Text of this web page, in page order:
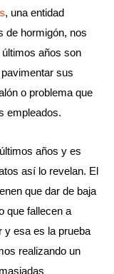
, una entidad
de hormigón, nos
años son
sus
o problema que
empleados.
años y es
así lo revelan. El
que dar de baja
que fallecen a
y esa es la prueba
realizando un